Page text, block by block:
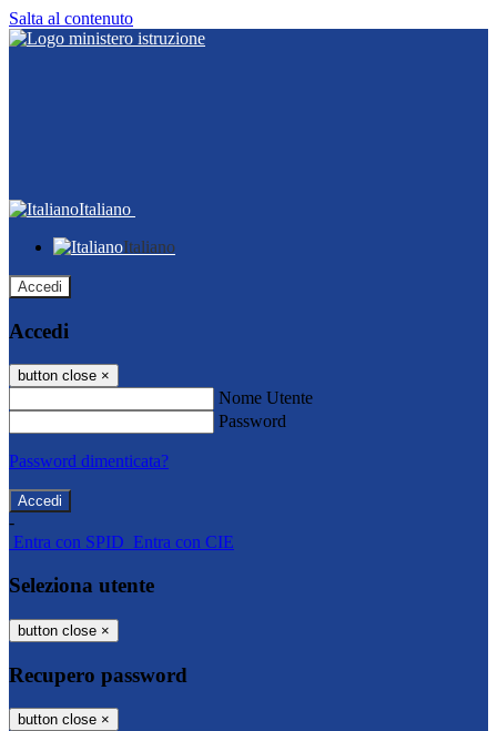
Salta al contenuto
Italiano
Italiano
Accedi
Accedi
button close ×
Nome Utente
Password
Password dimenticata?
-
Entra con SPID Entra con CIE
Seleziona utente
button close ×
Recupero password
button close ×